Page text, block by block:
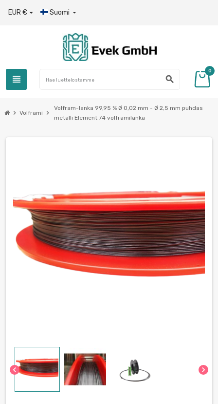
EUR € Suomi 
view_headline search
0
chevron_right Volframi chevron_right
Volfram-lanka 99,95 % Ø 0,02 mm - Ø 2,5 mm puhdas
metalli Element 74 volframilanka
chevron_left chevron_right